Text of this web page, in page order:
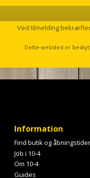
Ved tilmelding
Dette websted er
Information
Find butik og åbningstider
Job i 10-4
Om 10-4
Guides